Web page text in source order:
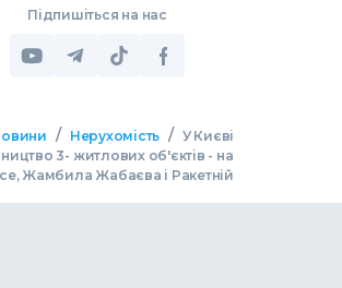
Підпишіться на нас
/ Нерухомість / У Києві
3- житлових об'єктів - на
Жамбила Жабаєва і Ракетній